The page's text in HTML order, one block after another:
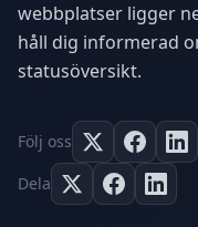
webbplatser ligger
håll dig informerad
statusöversikt.
Följ oss
Dela